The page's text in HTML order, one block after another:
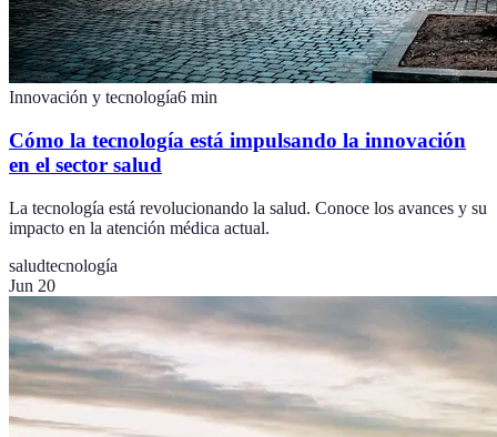
Innovación y tecnología6 min
Cómo la tecnología está impulsando la innovación
en el sector salud
La tecnología está revolucionando la salud. Conoce los avances y su
impacto en la atención médica actual.
saludtecnología
Jun 20